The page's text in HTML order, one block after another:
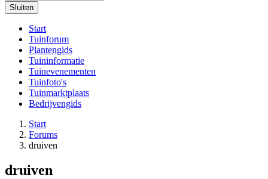
Sluiten
Start
Tuinforum
Plantengids
Tuininformatie
Tuinevenementen
Tuinfoto's
Tuinmarktplaats
Bedrijvengids
Start
Forums
druiven
druiven